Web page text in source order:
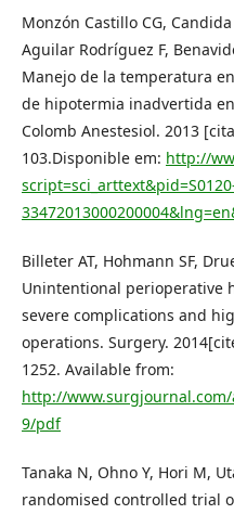
Monzón Castillo CG,
Aguilar Rodríguez F,
Manejo de la temperatura
de hipotermia inadvertida
Colomb Anestesiol. 2013
103.Disponible em: http://
Billeter AT, Hohmann SF,
Unintentional perioperative
severe complications and
operations. Surgery.
1252. Available from:
http://www.surgjournal.com/
9/pdf
Tanaka N, Ohno Y, Hori M,
randomised controlled trial